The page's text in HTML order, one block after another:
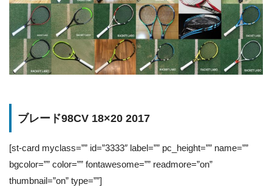
ブレード98CV 18×20 2017
[st-card myclass=”” id=”3333″ label=”” pc_height=”” name=””
bgcolor=”” color=”” fontawesome=”” readmore=”on”
thumbnail=”on” type=””]